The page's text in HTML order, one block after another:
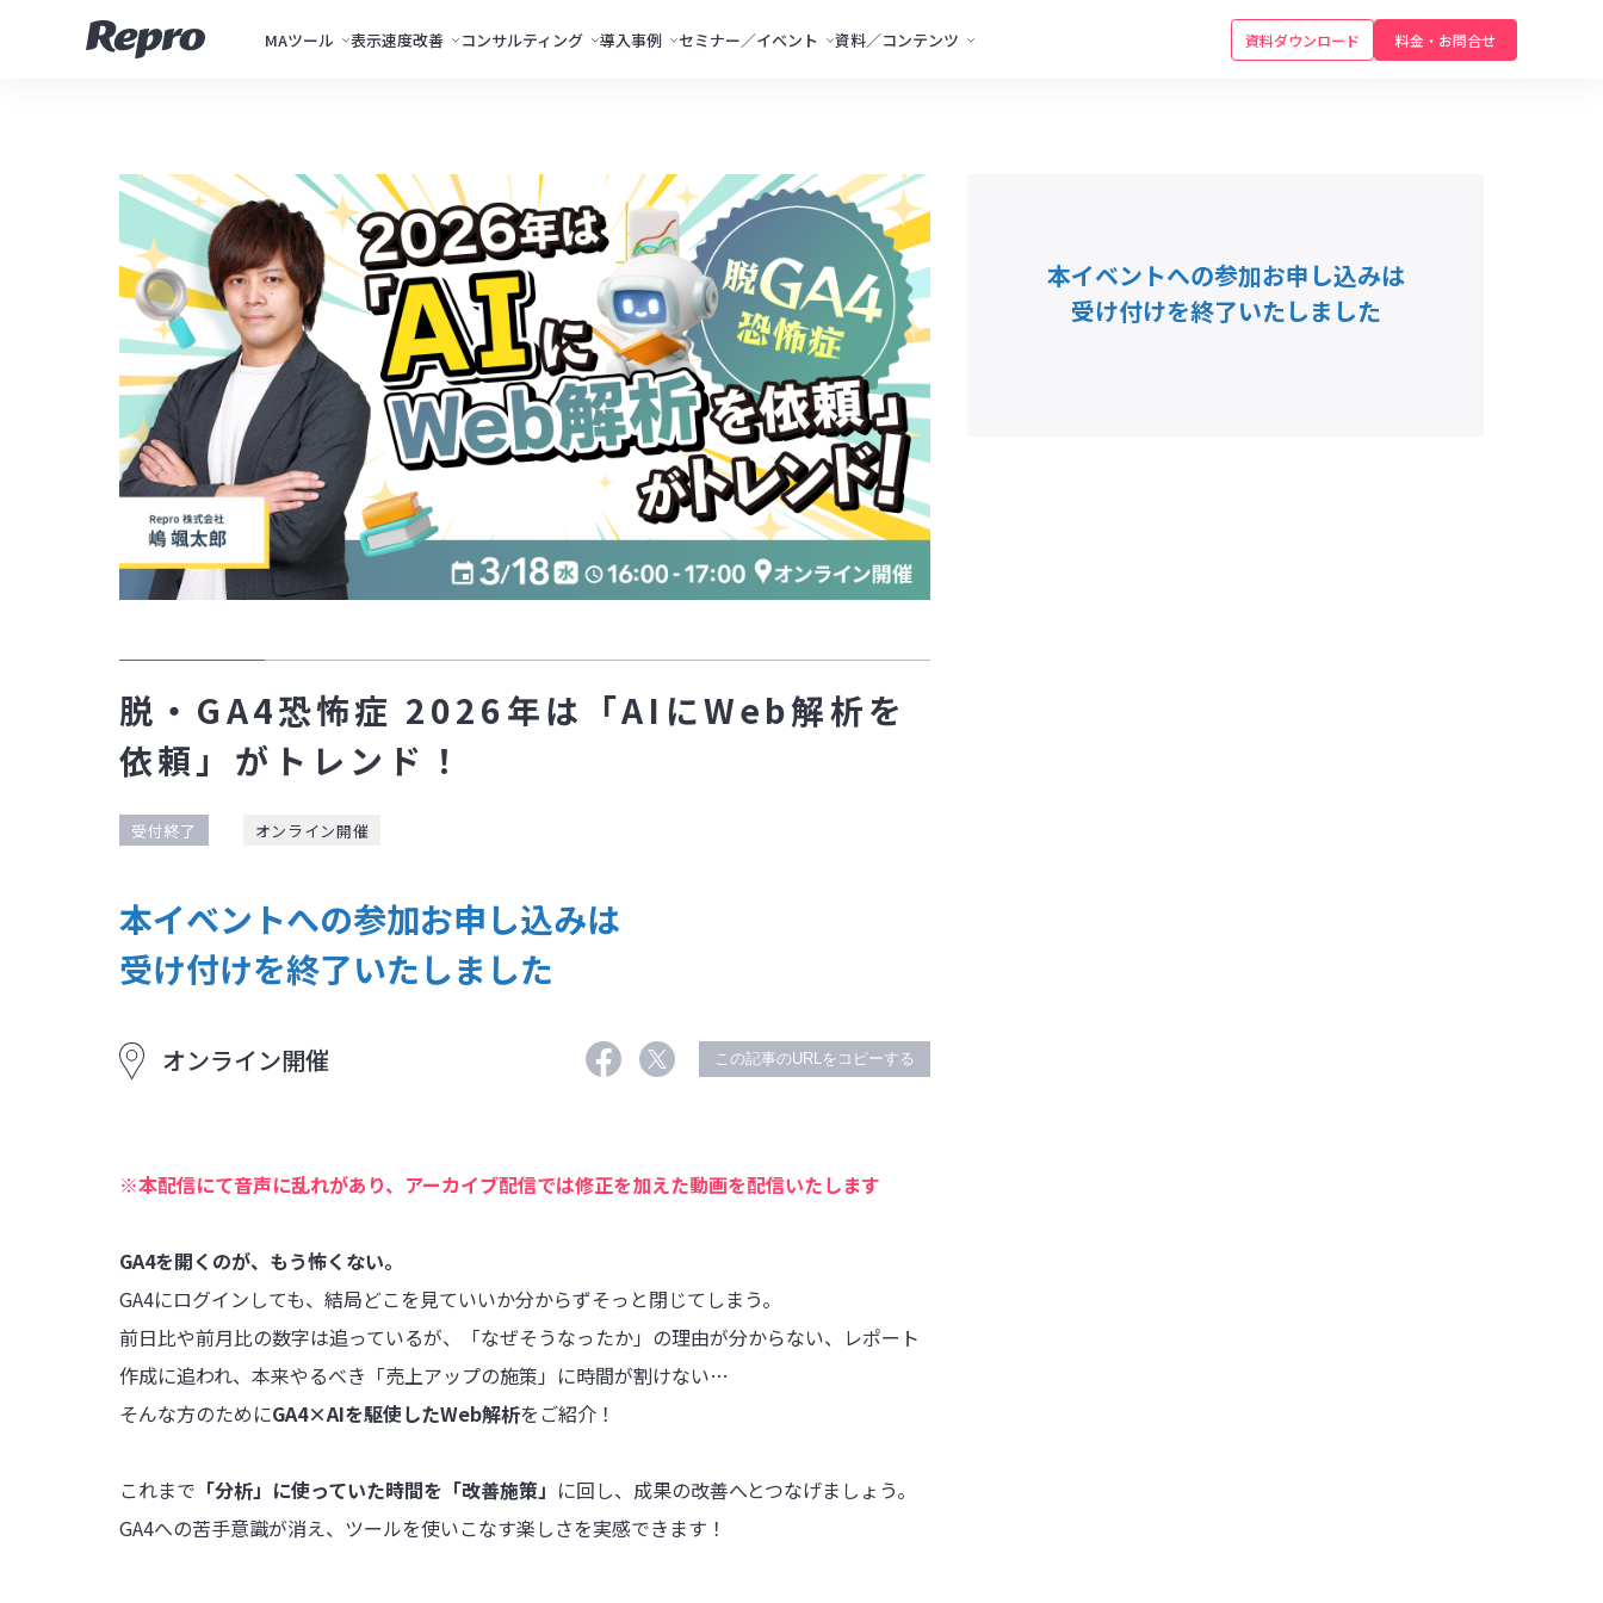
MAツール 表示速度改善 コンサルティング 導入事例 セミナー／イベント 資料／コンテンツ 資料ダウンロード 料金・お問合せ
脱・GA4恐怖症 2026年は「AIにWeb解析を
依頼」がトレンド！
受付終了 オンライン開催
本イベントへの参加お申し込みは
受け付けを終了いたしました
オンライン開催 この記事のURLをコピーする
※本配信にて音声に乱れがあり、アーカイブ配信では修正を加えた動画を配信いたします
GA4を開くのが、もう怖くない。
GA4にログインしても、結局どこを見ていいか分からずそっと閉じてしまう。
前日比や前月比の数字は追っているが、「なぜそうなったか」の理由が分からない、レポート
作成に追われ、本来やるべき「売上アップの施策」に時間が割けない…
そんな方のためにGA4×AIを駆使したWeb解析をご紹介！
これまで 「分析」に使っていた時間を「改善施策」 に回し、成果の改善へとつなげましょう。
GA4への苦手意識が消え、ツールを使いこなす楽しさを実感できます！
本イベントへの参加お申し込みは
受け付けを終了いたしました